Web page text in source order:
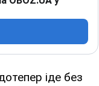
іде без